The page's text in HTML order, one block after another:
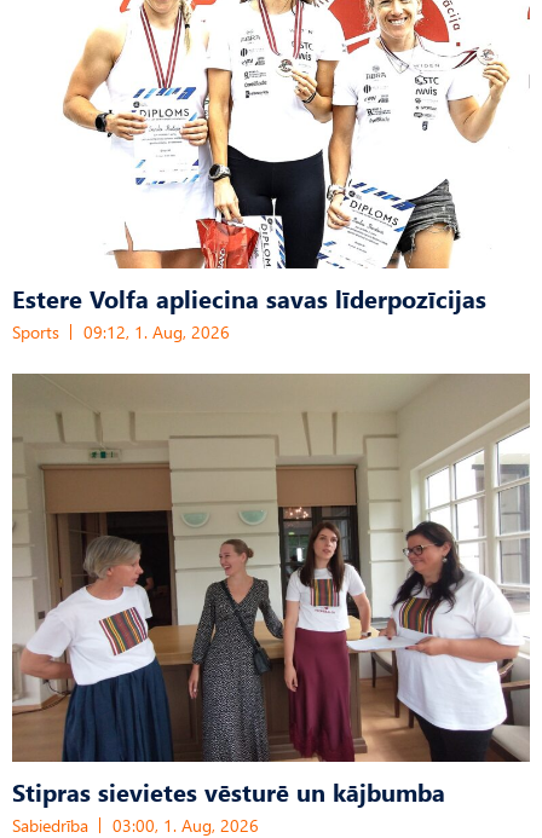
Estere Volfa apliecina savas līderpozīcijas
Sports 09:12, 1. Aug, 2026
Stipras sievietes vēsturē un kājbumba
Sabiedrība 03:00, 1. Aug, 2026